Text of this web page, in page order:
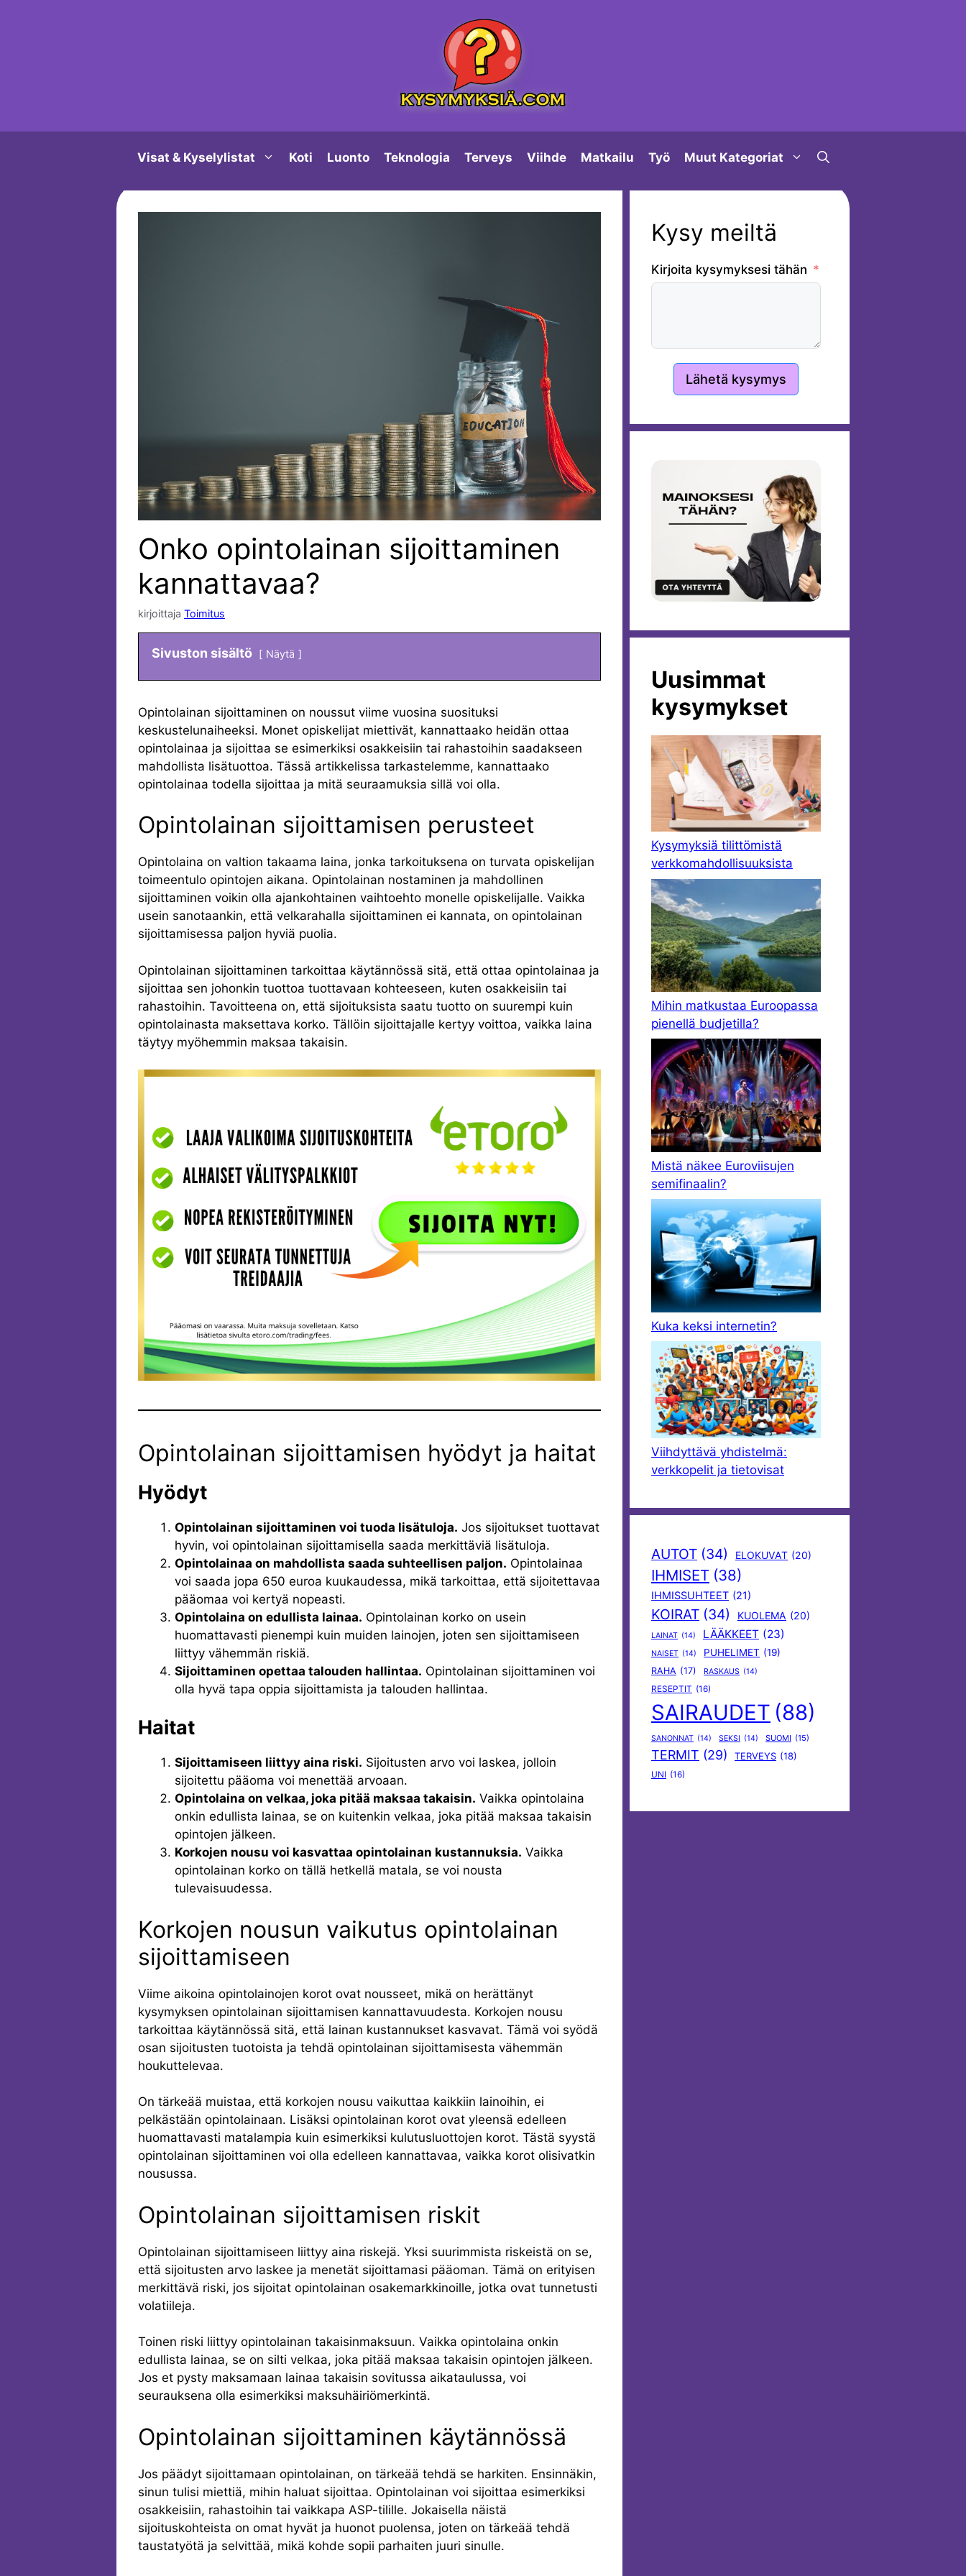
Visat & Kyselylistat Koti Luonto Teknologia Terveys Viihde Matkailu Työ Muut Kategoriat
Onko opintolainan sijoittaminen
kannattavaa?
kirjoittaja Toimitus
Sivuston sisältö Näytä
Opintolainan sijoittaminen on noussut viime vuosina suosituksi
keskustelunaiheeksi. Monet opiskelijat miettivät, kannattaako heidän ottaa
opintolainaa ja sijoittaa se esimerkiksi osakkeisiin tai rahastoihin saadakseen
mahdollista lisätuottoa. Tässä artikkelissa tarkastelemme, kannattaako
opintolainaa todella sijoittaa ja mitä seuraamuksia sillä voi olla.
Opintolainan sijoittamisen perusteet
Opintolaina on valtion takaama laina, jonka tarkoituksena on turvata opiskelijan
toimeentulo opintojen aikana. Opintolainan nostaminen ja mahdollinen
sijoittaminen voikin olla ajankohtainen vaihtoehto monelle opiskelijalle. Vaikka
usein sanotaankin, että velkarahalla sijoittaminen ei kannata, on opintolainan
sijoittamisessa paljon hyviä puolia.
Opintolainan sijoittaminen tarkoittaa käytännössä sitä, että ottaa opintolainaa ja
sijoittaa sen johonkin tuottoa tuottavaan kohteeseen, kuten osakkeisiin tai
rahastoihin. Tavoitteena on, että sijoituksista saatu tuotto on suurempi kuin
opintolainasta maksettava korko. Tällöin sijoittajalle kertyy voittoa, vaikka laina
täytyy myöhemmin maksaa takaisin.
Opintolainan sijoittamisen hyödyt ja haitat
Hyödyt
Opintolainan sijoittaminen voi tuoda lisätuloja. Jos sijoitukset tuottavat
hyvin, voi opintolainan sijoittamisella saada merkittäviä lisätuloja.
Opintolainaa on mahdollista saada suhteellisen paljon. Opintolainaa
voi saada jopa 650 euroa kuukaudessa, mikä tarkoittaa, että sijoitettavaa
pääomaa voi kertyä nopeasti.
Opintolaina on edullista lainaa. Opintolainan korko on usein
huomattavasti pienempi kuin muiden lainojen, joten sen sijoittamiseen
liittyy vähemmän riskiä.
Sijoittaminen opettaa talouden hallintaa. Opintolainan sijoittaminen voi
olla hyvä tapa oppia sijoittamista ja talouden hallintaa.
Haitat
Sijoittamiseen liittyy aina riski. Sijoitusten arvo voi laskea, jolloin
sijoitettu pääoma voi menettää arvoaan.
Opintolaina on velkaa, joka pitää maksaa takaisin. Vaikka opintolaina
onkin edullista lainaa, se on kuitenkin velkaa, joka pitää maksaa takaisin
opintojen jälkeen.
Korkojen nousu voi kasvattaa opintolainan kustannuksia. Vaikka
opintolainan korko on tällä hetkellä matala, se voi nousta
tulevaisuudessa.
Korkojen nousun vaikutus opintolainan
sijoittamiseen
Viime aikoina opintolainojen korot ovat nousseet, mikä on herättänyt
kysymyksen opintolainan sijoittamisen kannattavuudesta. Korkojen nousu
tarkoittaa käytännössä sitä, että lainan kustannukset kasvavat. Tämä voi syödä
osan sijoitusten tuotoista ja tehdä opintolainan sijoittamisesta vähemmän
houkuttelevaa.
On tärkeää muistaa, että korkojen nousu vaikuttaa kaikkiin lainoihin, ei
pelkästään opintolainaan. Lisäksi opintolainan korot ovat yleensä edelleen
huomattavasti matalampia kuin esimerkiksi kulutusluottojen korot. Tästä syystä
opintolainan sijoittaminen voi olla edelleen kannattavaa, vaikka korot olisivatkin
nousussa.
Opintolainan sijoittamisen riskit
Opintolainan sijoittamiseen liittyy aina riskejä. Yksi suurimmista riskeistä on se,
että sijoitusten arvo laskee ja menetät sijoittamasi pääoman. Tämä on erityisen
merkittävä riski, jos sijoitat opintolainan osakemarkkinoille, jotka ovat tunnetusti
volatiileja.
Toinen riski liittyy opintolainan takaisinmaksuun. Vaikka opintolaina onkin
edullista lainaa, se on silti velkaa, joka pitää maksaa takaisin opintojen jälkeen.
Jos et pysty maksamaan lainaa takaisin sovitussa aikataulussa, voi
seurauksena olla esimerkiksi maksuhäiriömerkintä.
Opintolainan sijoittaminen käytännössä
Jos päädyt sijoittamaan opintolainan, on tärkeää tehdä se harkiten. Ensinnäkin,
sinun tulisi miettiä, mihin haluat sijoittaa. Opintolainan voi sijoittaa esimerkiksi
osakkeisiin, rahastoihin tai vaikkapa ASP-tilille. Jokaisella näistä
sijoituskohteista on omat hyvät ja huonot puolensa, joten on tärkeää tehdä
taustatyötä ja selvittää, mikä kohde sopii parhaiten juuri sinulle.
Kysy meiltä
Kirjoita kysymyksesi tähän
Lähetä kysymys
Uusimmat
kysymykset
Kysymyksiä tilittömistä
verkkomahdollisuuksista
Mihin matkustaa Euroopassa
pienellä budjetilla?
Mistä näkee Euroviisujen
semifinaalin?
Kuka keksi internetin?
Viihdyttävä yhdistelmä:
verkkopelit ja tietovisat
AUTOT (34) ELOKUVAT (20)
IHMISET (38)
IHMISSUHTEET (21)
KOIRAT (34) KUOLEMA (20)
LAINAT (14) LÄÄKKEET (23)
NAISET (14) PUHELIMET (19)
RAHA (17) RASKAUS (14)
RESEPTIT (16)
SAIRAUDET (88)
SANONNAT (14) SEKSI (14) SUOMI (15)
TERMIT (29) TERVEYS (18)
UNI (16)